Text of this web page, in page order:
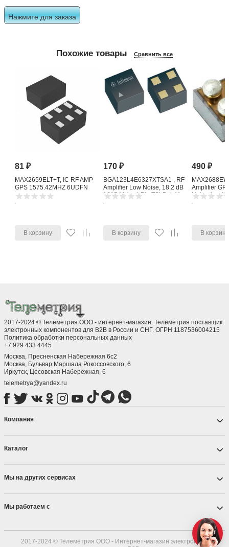
Нажмите для заказа
Похожие товары Сравнить все
81₽
MAX2659ELT+T, IC RF AMP
GPS 1575.42MHZ 6UDFN
В корзину
170₽
BGA123L4E6327XTSA1 , RF
Amplifier Low Noise, 18.2 dB
1615 MHz, 4-Pin TSLP-4-11
В корзину
490₽
Amplifier
Noise
В корзину
2017-2024 © Телеметрия ООО - интернет-магазин. Телеметрия поставщик
электронных компонентов для B2B в России и СНГ. ОГРН 1187536004215
Политика обработки персональных данных
+7 929 433 4445
Москва, Пресненская Набережная 6с2
Москва, ​Бульвар Маршала Рокоссовского, 6
Иркутск, ​Цесовская Набережная, 6
telemetrya@yandex.ru
Компания
Каталог
Мы на других сервисах
Мы работаем с
2017-2024 © Телеметрия ООО - Интернет-магазин электронных